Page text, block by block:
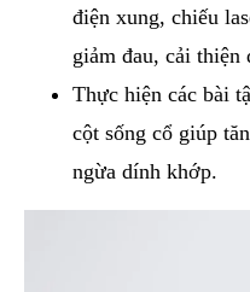
điện xung, chiếu
giảm đau, cải thiện
Thực hiện các bài
cột sống cổ giúp
ngừa dính khớp.